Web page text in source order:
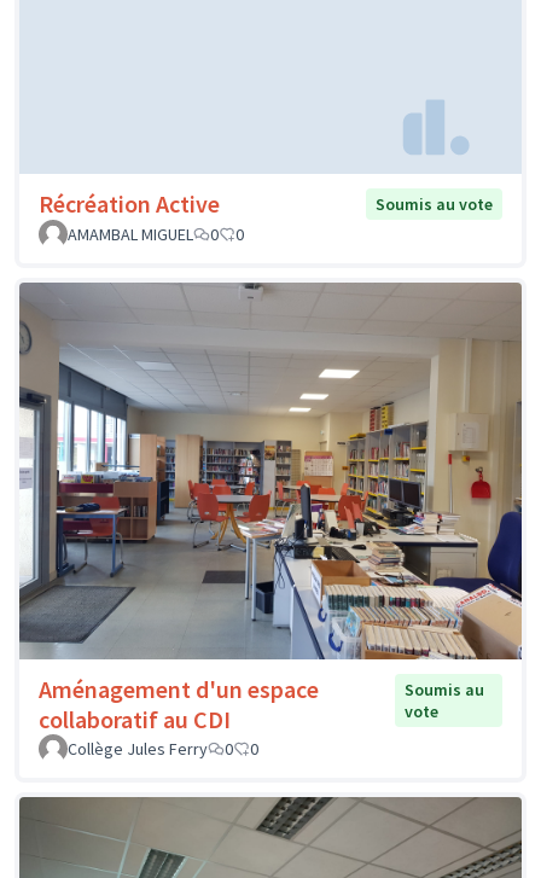
Récréation Active
Soumis au vote
AMAMBAL MIGUEL
0 0
Aménagement d'un espace
collaboratif au CDI
Soumis au
vote
Collège Jules Ferry
0 0